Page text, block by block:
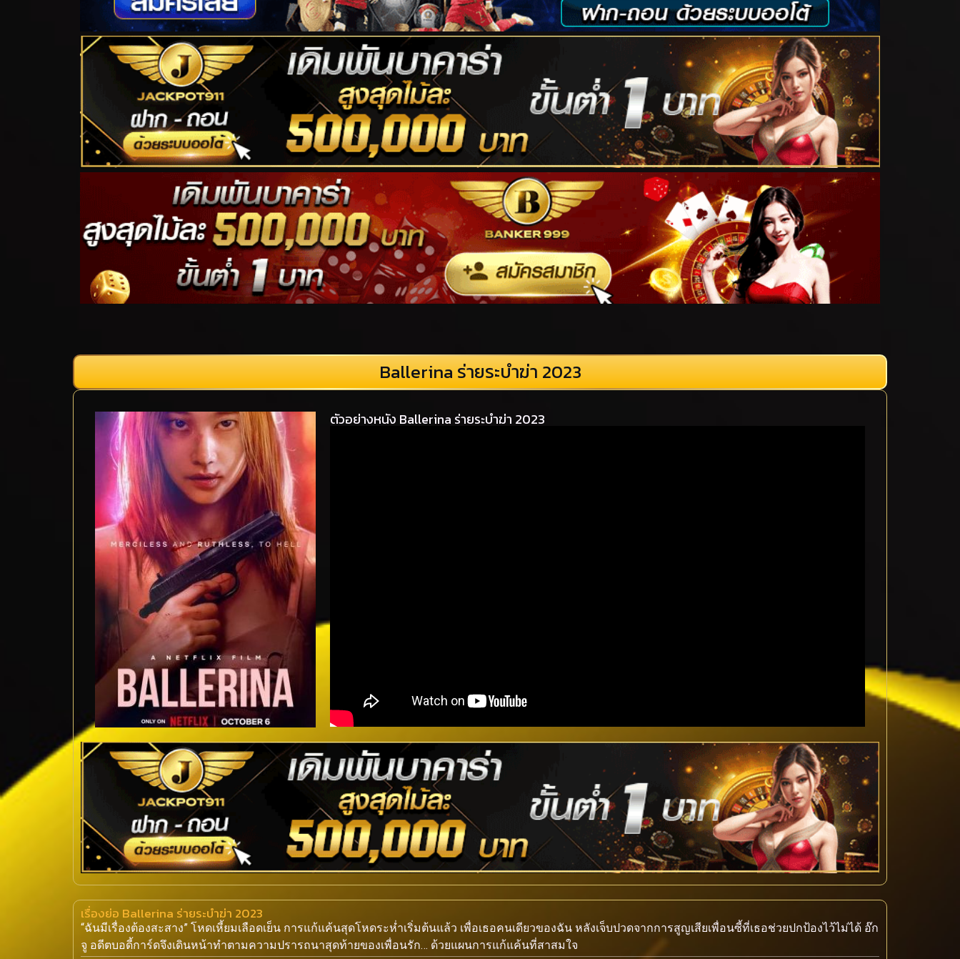
Ballerina ร่ายระบำฆ่า 2023
ตัวอย่างหนัง Ballerina ร่ายระบำฆ่า 2023
เรื่องย่อ Ballerina ร่ายระบำฆ่า 2023
“ฉันมีเรื่องต้องสะสาง” โหดเหี้ยมเลือดเย็น การแก้แค้นสุดโหดระห่ำเริ่มต้นแล้ว เพื่อเธอคนเดียวของฉัน หลังเจ็บปวดจากการสูญเสียเพื่อนซี้ที่เธอช่วยปกป้องไว้ไม่ได้ อ๊ก
จู อดีตบอดี้การ์ดจึงเดินหน้าทำตามความปรารถนาสุดท้ายของเพื่อนรัก… ด้วยแผนการแก้แค้นที่สาสมใจ